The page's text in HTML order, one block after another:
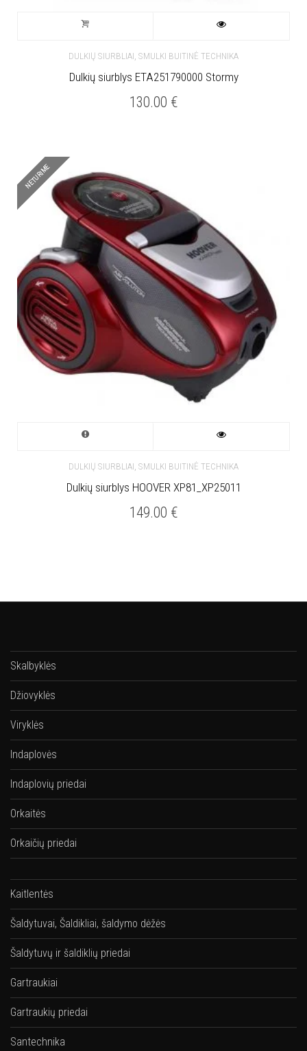
DULKIŲ SIURBLIAI, SMULKI BUITINĖ TECHNIKA
Dulkių siurblys ETA251790000 Stormy
130.00 €
NETURIME
DULKIŲ SIURBLIAI, SMULKI BUITINĖ TECHNIKA
Dulkių siurblys HOOVER XP81_XP25011
149.00 €
Skalbyklės
Džiovyklės
Viryklės
Indaplovės
Indaplovių priedai
Orkaitės
Orkaičių priedai
Kaitlentės
Šaldytuvai, Šaldikliai, šaldymo dėžės
Šaldytuvų ir šaldiklių priedai
Gartraukiai
Gartraukių priedai
Santechnika